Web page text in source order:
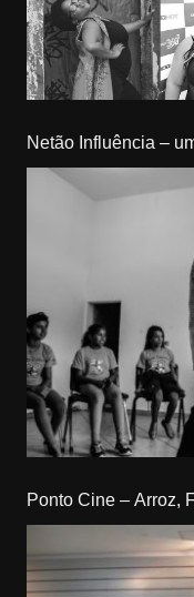
Netão Influência –
Ponto Cine – Arroz,